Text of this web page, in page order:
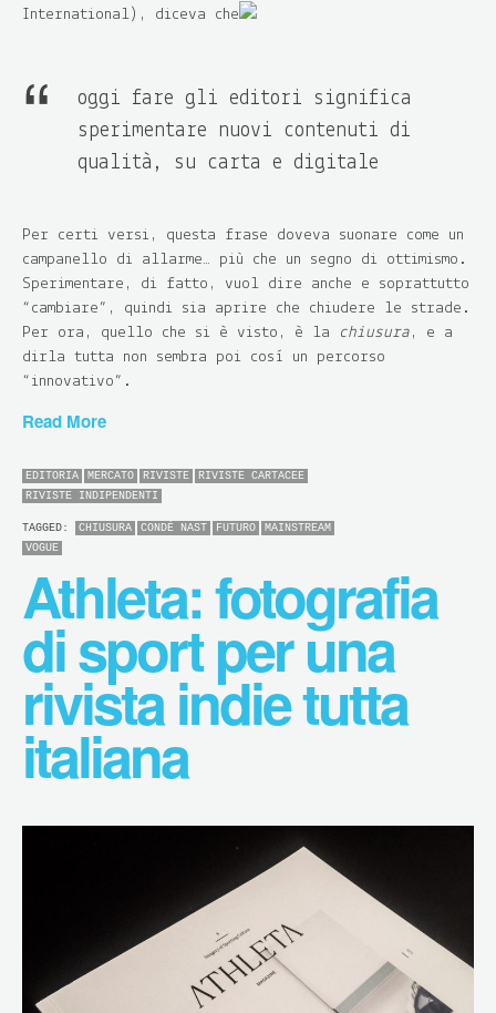
International), diceva che
oggi fare gli editori significa
sperimentare nuovi contenuti di
qualità, su carta e digitale
Per certi versi, questa frase doveva suonare come un
campanello di allarme… più che un segno di ottimismo.
Sperimentare, di fatto, vuol dire anche e soprattutto
“cambiare”, quindi sia aprire che chiudere le strade .
Per ora, quello che si è visto, è la
chiusura , e a
dirla tutta non sembra poi così un percorso
“innovativo”.
Read More
EDITORIA MERCATO RIVISTE
RIVISTE CARTACEE
RIVISTE INDIPENDENTI
TAGGED: CHIUSURA CONDÉ NAST FUTURO
MAINSTREAM
VOGUE
Athleta: fotografia
di sport per una
rivista indie tutta
italiana